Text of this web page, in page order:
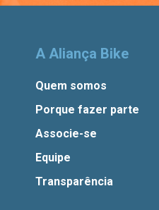
A Aliança Bike
Quem somos
Porque fazer parte
Associe-se
Equipe
Transparência